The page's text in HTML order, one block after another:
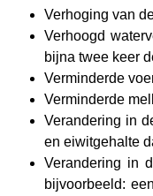
Verhoging van
Verhoogd
bijna twee keer
Verminderde
Verminderde
Verandering in
en eiwitgehalte
Verandering in
bijvoorbeeld: